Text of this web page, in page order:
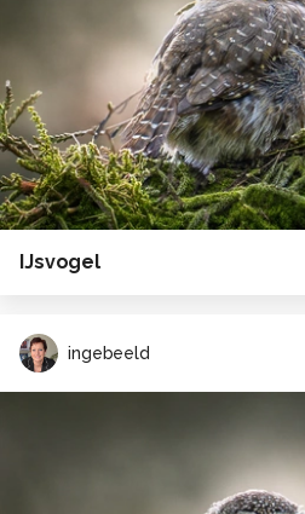
IJsvogel
ingebeeld